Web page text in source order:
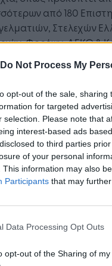
Do Not Process My
opt-out of the sale,
for targeted
selection. Please note that
interest-based ads
to third parties
of your personal
This information may also
Participants that may
Data Processing Opt Outs
opt-out of the Sharing of my
από 180
Στελεχών
Φορέων, ΔΕΚΟ &
– Θράκης κος
την
Την
χαιρέτησε με την
Μακεδονίας –
κος
την
αλλά
και